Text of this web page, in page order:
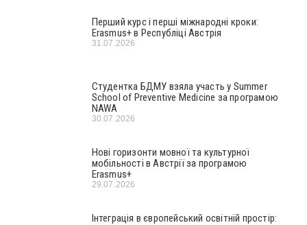
Перший курс і перші міжнародні кроки:
Erasmus+ в Республіці Австрія
31.07.2026
Студентка БДМУ взяла участь у Summer
School of Preventive Medicine за програмою
NAWA
30.07.2026
Нові горизонти мовної та культурної
мобільності в Австрії за програмою
Erasmus+
29.07.2026
Інтеграція в європейський освітній простір: